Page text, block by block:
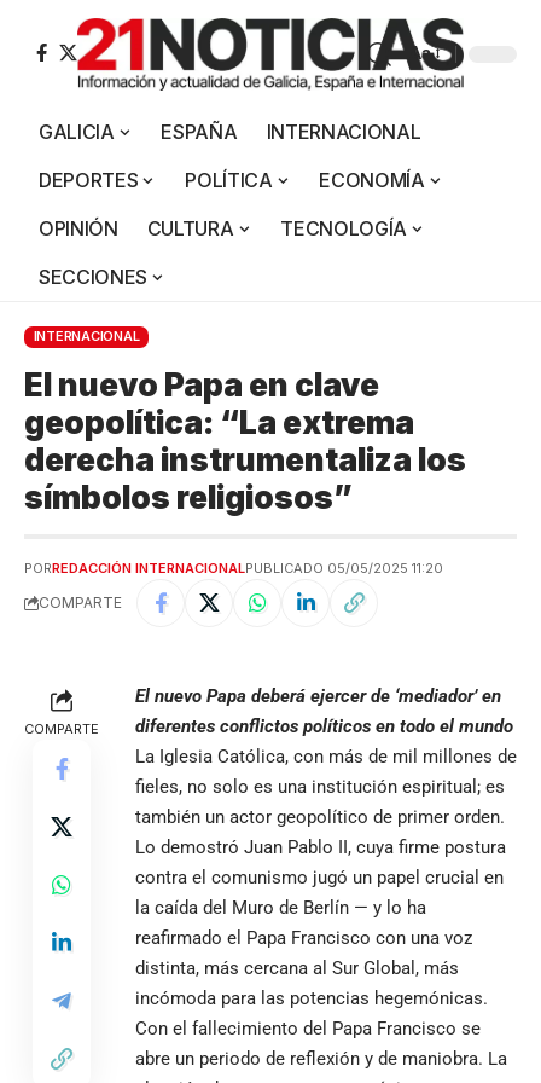
Aa
GALICIA ESPAÑA
INTERNACIONAL
DEPORTES
POLÍTICA
ECONOMÍA
OPINIÓN
CULTURA
TECNOLOGÍA
SECCIONES
INTERNACIONAL
El nuevo Papa en clave
geopolítica: “La extrema
derecha instrumentaliza los
símbolos religiosos”
PORREDACCIÓN INTERNACIONALPUBLICADO 05/05/2025 11:20
COMPARTE
COMPARTE
El nuevo Papa deberá ejercer de ‘mediador’ en
diferentes conflictos políticos en todo el mundo
La Iglesia Católica, con más de mil millones de
fieles, no solo es una institución espiritual; es
también un actor geopolítico de primer orden.
Lo demostró Juan Pablo II, cuya firme postura
contra el comunismo jugó un papel crucial en
la caída del Muro de Berlín — y lo ha
reafirmado el Papa Francisco con una voz
distinta, más cercana al Sur Global, más
incómoda para las potencias hegemónicas.
Con el fallecimiento del Papa Francisco se
abre un periodo de reflexión y de maniobra. La